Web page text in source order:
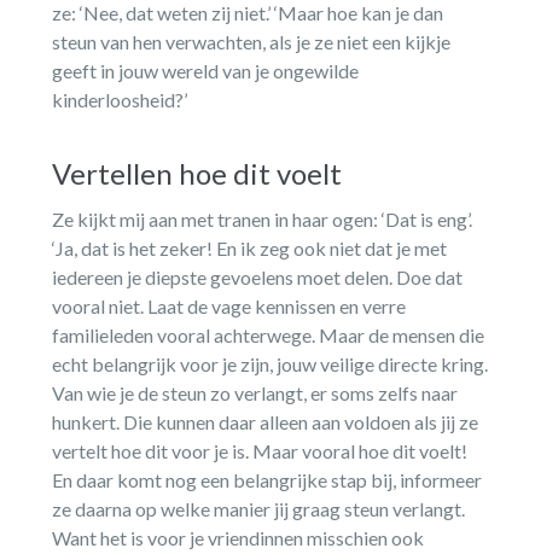
ze: ‘Nee, dat weten zij niet.’ ‘Maar hoe kan je dan
steun van hen verwachten, als je ze niet een kijkje
geeft in jouw wereld van je ongewilde
kinderloosheid?’
Vertellen hoe dit voelt
Ze kijkt mij aan met tranen in haar ogen: ‘Dat is eng’.
‘Ja, dat is het zeker! En ik zeg ook niet dat je met
iedereen je diepste gevoelens moet delen. Doe dat
vooral niet. Laat de vage kennissen en verre
familieleden vooral achterwege. Maar de mensen die
echt belangrijk voor je zijn, jouw veilige directe kring.
Van wie je de steun zo verlangt, er soms zelfs naar
hunkert. Die kunnen daar alleen aan voldoen als jij ze
vertelt hoe dit voor je is. Maar vooral hoe dit voelt!
En daar komt nog een belangrijke stap bij, informeer
ze daarna op welke manier jij graag steun verlangt.
Want het is voor je vriendinnen misschien ook